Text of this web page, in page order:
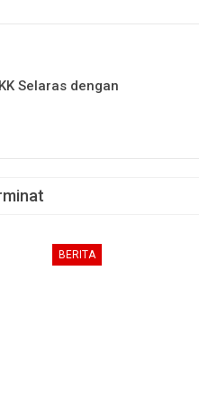
Selaras dengan
BERITA